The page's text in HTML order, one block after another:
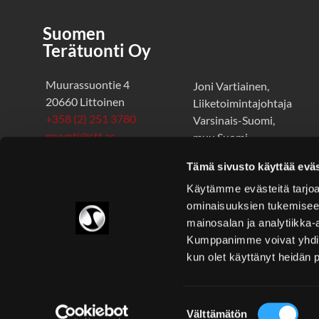
Tämä sivusto käyttää
Käytämme evästeitä
ominaisuuksien
mainosalan ja
Kumppanimme voivat
kun olet käyttänyt heidän
Välttämätön
Suomen
Terätuonti Oy
Muurassuontie 4
20660 Littoinen
+358 (2) 251 3780
myynti@stt.as
Joni Vartiainen,
Liiketoimintajohtaja
Varsinais-Suomi,
muu Suomi
joni.vartiainen@stt.as